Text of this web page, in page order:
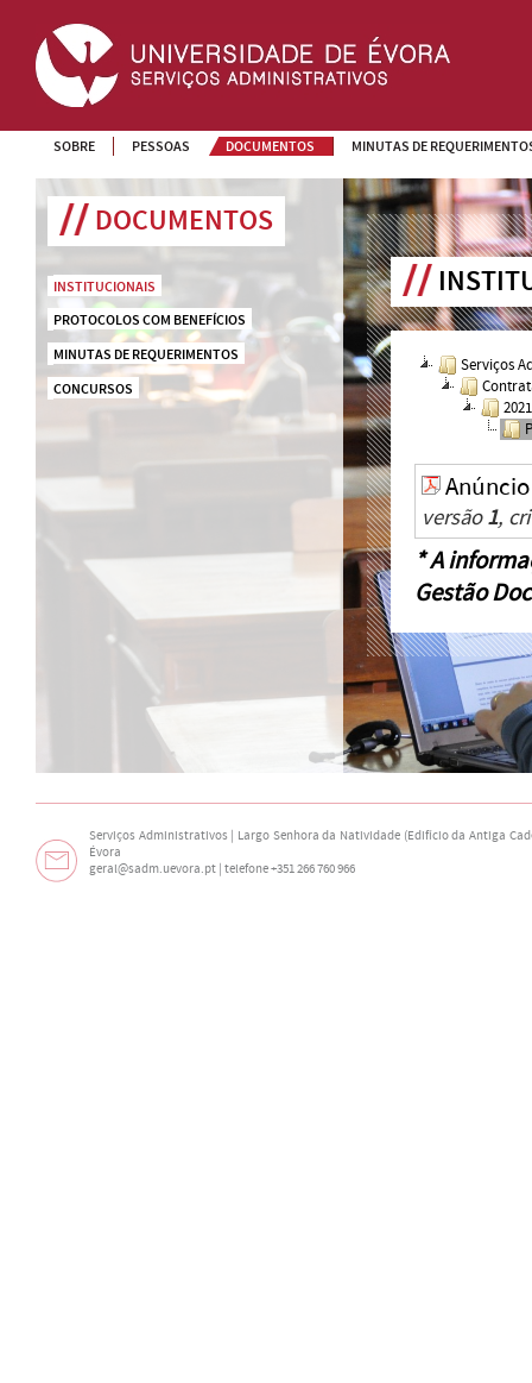
SOBRE PESSOAS DOCUMENTOS MINUTAS DE
DOCUMENTOS
INSTITUCIONAIS
PROTOCOLOS COM BENEFÍCIOS
MINUTAS DE REQUERIMENTOS
CONCURSOS
Serviços
2021
versão1,
* A
Gestão
Serviços Administrativos | Largo Senhora da Natividade (Edifício da Antiga
Évora
geral@sadm.uevora.pt | telefone +351 266 760 966